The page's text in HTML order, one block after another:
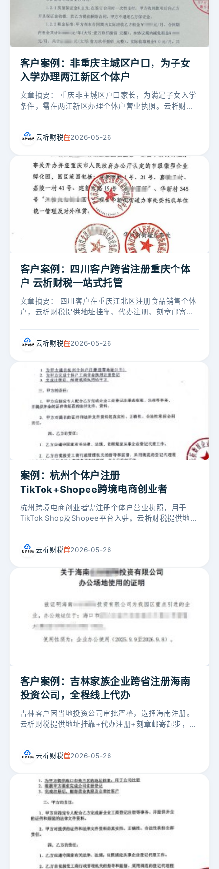
客户案例：非重庆主城区户口，为子女
入学办理两江新区个体户
文章摘要： 重庆非主城区户口家长，为满足子女入学
条件，需在两江新区办理个体户营业执照。云析财税
云析财税 2026-05-26
客户案例：四川客户跨省注册重庆个体
户 云析财税一站式托管
文章摘要： 四川客户在重庆江北区注册食品销售个体
户，云析财税提供地址挂靠、代办注册、刻章邮寄、
云析财税 2026-05-26
案例：杭州个体户注册
TikTok+Shopee跨境电商创业者
杭州跨境电商创业者需注册个体户营业执照，用于
TikTok Shop及Shopee平台入驻。云析财税提供地址
云析财税 2026-05-26
客户案例：吉林家族企业跨省注册海南
投资公司，全程线上代办
吉林客户因当地投资公司审批严格，选择海南注册。
云析财税提供地址挂靠+代办注册+刻章邮寄起步，后
云析财税 2026-05-26